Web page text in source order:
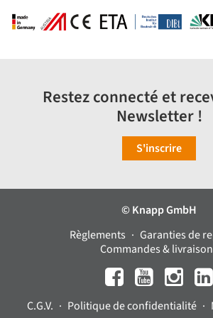
Restez connecté et
Newsletter !
S'inscrire
© Knapp GmbH
Règlements
Garanties de
Commandes &
C.G.V. Politique de confidentialité